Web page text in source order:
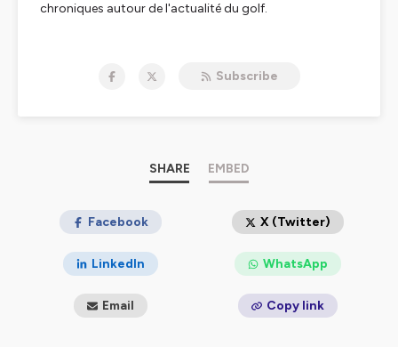
chroniques autour de l'actualité du golf.
Subscribe
SHARE EMBED
Facebook X (Twitter)
LinkedIn WhatsApp
Email Copy link